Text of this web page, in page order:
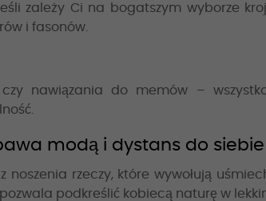
zależy Ci na bogatszym wyborze
i fasonów.
czy nawiązania do memów –
modą i dystans do siebie
noszenia rzeczy, które wywołują
podkreślić kobiecą naturę w